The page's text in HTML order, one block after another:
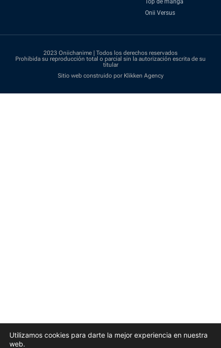
Top de manga
Onii Versus
2023 Oniichanime | Todos los derechos reservados
Prohibida su reproducción total o parcial sin la autorización escrita de su
titular
Sitio web construido por Klikken Agency
Utilizamos cookies para darte la mejor experiencia en nuestra
web.